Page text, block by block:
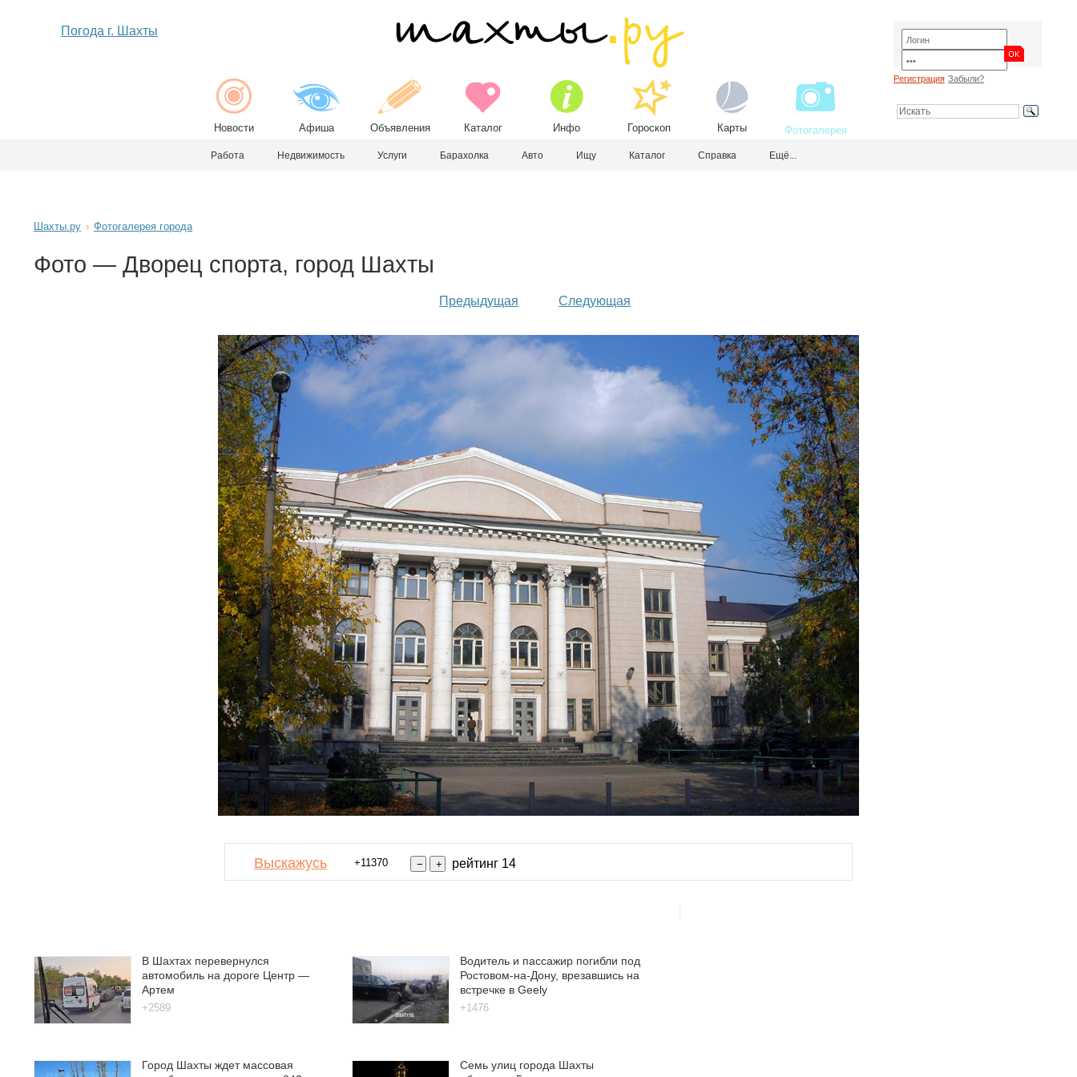
Погода г. Шахты
Новости Афиша Объявления Каталог Инфо Гороскоп Карты Фотогалерея
Регистрация Забыли?
Работа Недвижимость Услуги Барахолка Авто Ищу Каталог Справка Ещё...
Шахты.ру Фотогалерея города
Фото — Дворец спорта, город Шахты
Предыдущая Следующая
Выскажусь +11370 рейтинг 14
В Шахтах перевернулся
автомобиль на дороге Центр —
Артем
+2589
Водитель и пассажир погибли под
Ростовом-на-Дону, врезавшись на
встречке в Geely
+1476
Город Шахты ждет массовая
Семь улиц города Шахты